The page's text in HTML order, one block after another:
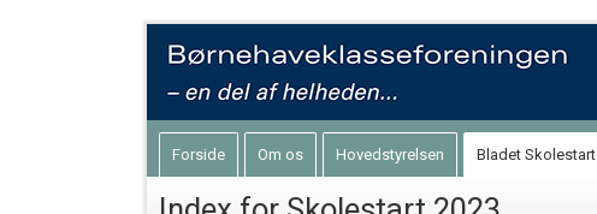
Forside Om os Hovedstyrelsen Bladet Skolestart